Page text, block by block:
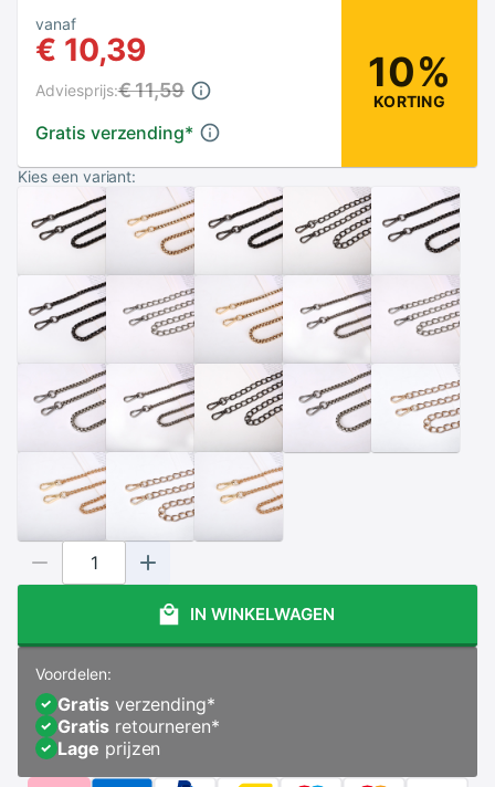
vanaf
€ 10,39
Gratis verzending*
Adviesprijs:€ 11,59 10%
KORTING
Kies een variant:
IN WINKELWAGEN
Voordelen:
Gratisverzending*
Gratisretourneren*
Lage prijzen